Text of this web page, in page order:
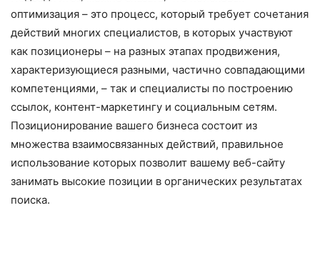
оптимизация – это процесс, который требует сочетания
действий многих специалистов, в которых участвуют
как позиционеры – на разных этапах продвижения,
характеризующиеся разными, частично совпадающими
компетенциями, – так и специалисты по построению
ссылок, контент-маркетингу и социальным сетям.
Позиционирование вашего бизнеса состоит из
множества взаимосвязанных действий, правильное
использование которых позволит вашему веб-сайту
занимать высокие позиции в органических результатах
поиска.